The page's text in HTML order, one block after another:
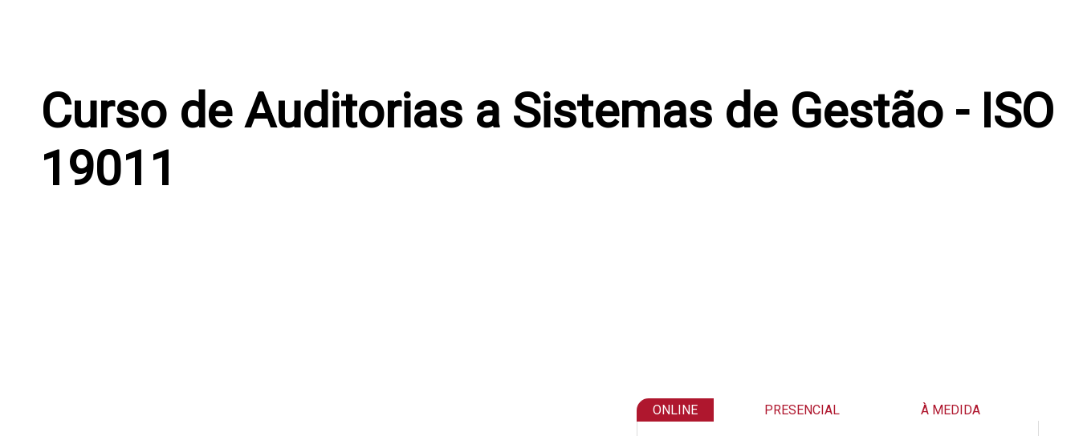
Curso de Auditorias a Sistemas de Gestão - ISO
19011
ONLINE PRESENCIAL À MEDIDA